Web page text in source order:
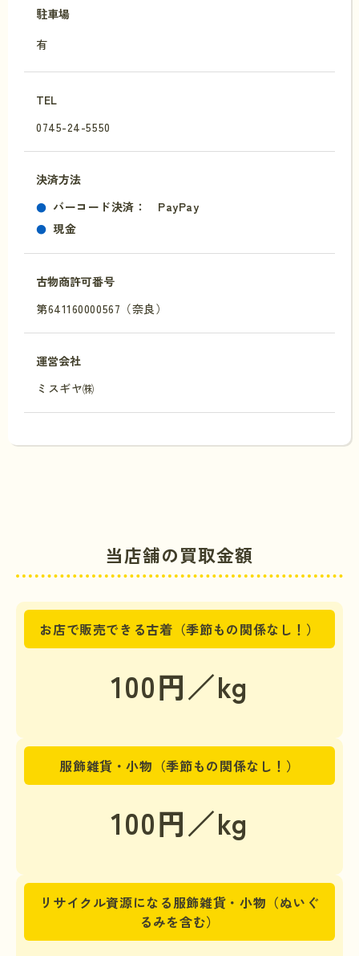
駐車場
有
TEL
0745-24-5550
決済方法
バーコード決済： PayPay
現金
古物商許可番号
第641160000567（奈良）
運営会社
ミスギヤ㈱
当店舗の買取金額
お店で販売できる古着（季節もの関係なし！）
100円／kg
服飾雑貨・小物（季節もの関係なし！）
100円／kg
リサイクル資源になる服飾雑貨・小物（ぬいぐ
るみを含む）